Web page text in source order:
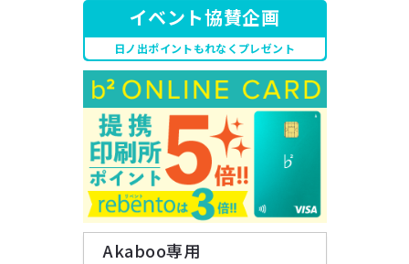
イベント協賛企画
日ノ出ポイントもれなくプレゼント
Akaboo専用